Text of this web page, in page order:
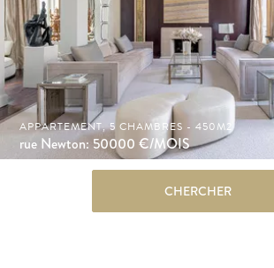
APPARTEMENT, 5 CHAMBRES - 450M2
rue Newton: 50000€/MOIS
CHERCHER